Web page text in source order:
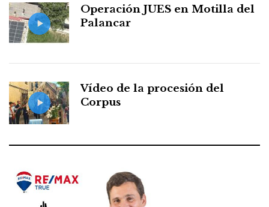
Operación JUES en Motilla del
Palancar
Vídeo de la procesión del
Corpus